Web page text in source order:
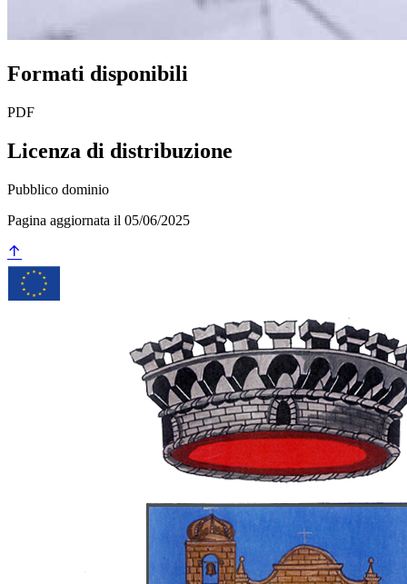
Formati disponibili
PDF
Licenza di distribuzione
Pubblico dominio
Pagina aggiornata il 05/06/2025